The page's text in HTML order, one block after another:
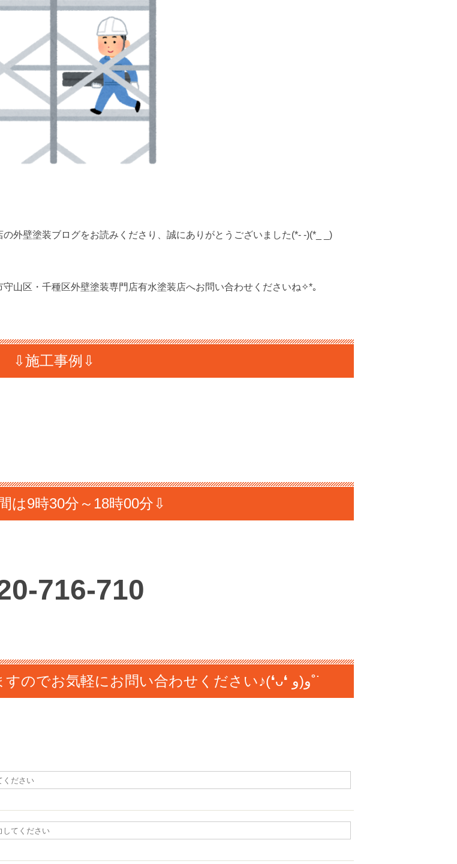
外壁塗装ブログをお読みくださり、誠にありがとうございました(*- -)(*_ _)
山区・千種区外壁塗装専門店有水塗装店へお問い合わせくださいね✧*｡
⇩施工事例⇩
は9時30分～18時00分⇩
716-710
⇩お見積りは無料で行っておりますのでお気軽にお問い合わせください♪(❛ᴗ❛ و(و˚˙